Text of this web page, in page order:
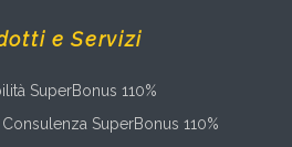
e Servizi
SuperBonus 110%
SuperBonus 110%